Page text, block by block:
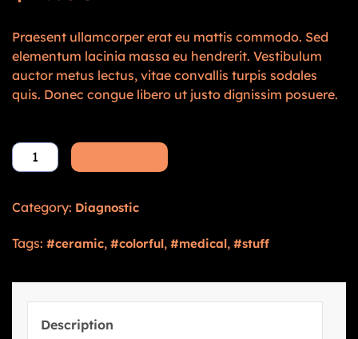
Praesent ullamcorper erat eu mattis commodo. Sed
elementum lacinia massa eu hendrerit. Vestibulum
auctor metus lectus, vitae convallis turpis sodales
quis. Donec congue libero ut justo dignissim posuere.
Category: Diagnostic
Tags: ceramic, colorful, medical, stuff
Description